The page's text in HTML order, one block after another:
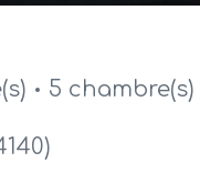
5 chambre(s)